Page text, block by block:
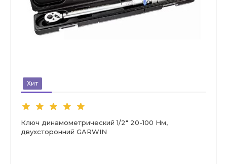
Хит
Ключ динамометрический 1/2" 20-100 Нм,
двухсторонний GARWIN